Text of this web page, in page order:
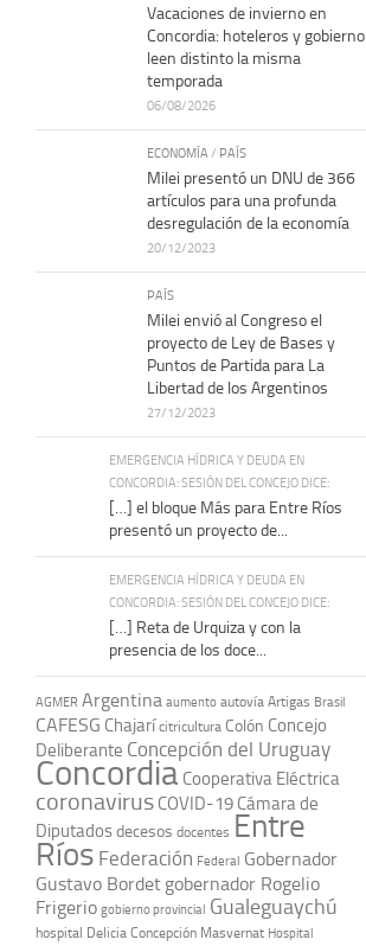
Vacaciones de invierno en
Concordia: hoteleros y gobierno
leen distinto la misma
temporada
06/08/2026
ECONOMÍA / PAÍS
Milei presentó un DNU de 366
artículos para una profunda
desregulación de la economía
20/12/2023
PAÍS
Milei envió al Congreso el
proyecto de Ley de Bases y
Puntos de Partida para La
Libertad de los Argentinos
27/12/2023
EMERGENCIA HÍDRICA Y DEUDA EN
CONCORDIA: SESIÓN DEL CONCEJO DICE:
[…] el bloque Más para Entre Ríos
presentó un proyecto de...
EMERGENCIA HÍDRICA Y DEUDA EN
CONCORDIA: SESIÓN DEL CONCEJO DICE:
[…] Reta de Urquiza y con la
presencia de los doce...
AGMER Argentina aumento autovía Artigas Brasil
CAFESG Chajarí citricultura Colón Concejo
Deliberante Concepción del Uruguay
Concordia Cooperativa Eléctrica
coronavirus COVID-19 Cámara de
Diputadosdecesos docentes Entre
Ríos Federación Federal Gobernador
Gustavo Bordet gobernador Rogelio
Frigerio gobierno provincial Gualeguaychú
hospital Delicia Concepción Masvernat Hospital